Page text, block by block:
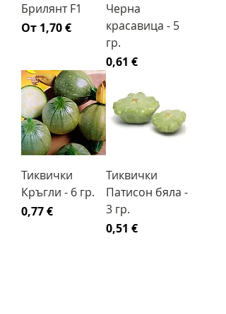
Брилянт F1
От 1,70 €
Продажна цена
Черна
красавица - 5
гр.
Цена
0,61 €
Тиквички
Кръгли - 6 гр.
Цена
0,77 €
Тиквички
Патисон бяла -
3 гр.
Цена
0,51 €